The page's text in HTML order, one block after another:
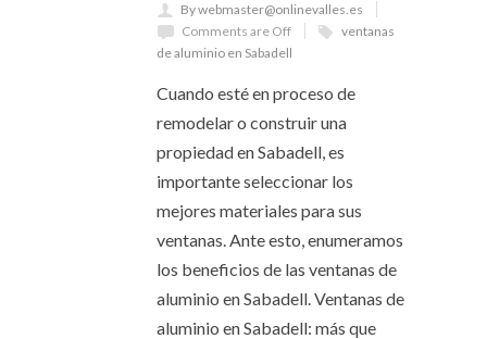
By webmaster@onlinevalles.es
Comments are Off
ventanas
de aluminio en Sabadell
Cuando esté en proceso de
remodelar o construir una
propiedad en Sabadell, es
importante seleccionar los
mejores materiales para sus
ventanas. Ante esto, enumeramos
los beneficios de las ventanas de
aluminio en Sabadell. Ventanas de
aluminio en Sabadell: más que